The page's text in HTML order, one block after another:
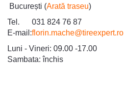
București (Arată traseu)
Tel.
031 824 76 87
E-mail:florin.mache@tireexpert.ro
Luni - Vineri: 09.00 -17.00
Sambata: închis